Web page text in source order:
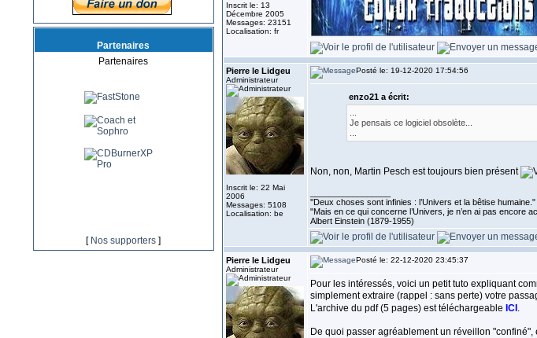
Partenaires
Partenaires
[ Nos supporters ]
Inscrit le: 13
Décembre 2005
Messages: 23151
Localisation: fr
Pierre le Lidgeu
Administrateur
Inscrit le: 22 Mai
2006
Messages: 5108
Localisation: be
Posté le: 19-12-2020 17:54:56
enzo21 a écrit:
Je pensais ce logiciel obsolète...
Non, non, Martin Pesch est toujours bien présent
''Deux choses sont infinies : l’Univers et la bêtise humaine."
"Mais en ce qui concerne l’Univers, je n’en ai pas encore
Albert Einstein (1879-1955)
Pierre le Lidgeu
Administrateur
Posté le: 22-12-2020 23:45:37
Pour les intéressés, voici un petit tuto expliquant
simplement extraire (rappel : sans perte) votre
L'archive du pdf (5 pages) est téléchargeable ICI .
De quoi passer agréablement un réveillon